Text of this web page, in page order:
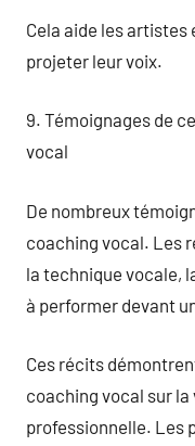
Cela aide les
projeter leur voix.
9. Témoignages de
vocal
De nombreux
coaching vocal. Les
la technique vocale,
à performer devant
Ces récits
coaching vocal sur
professionnelle. Les